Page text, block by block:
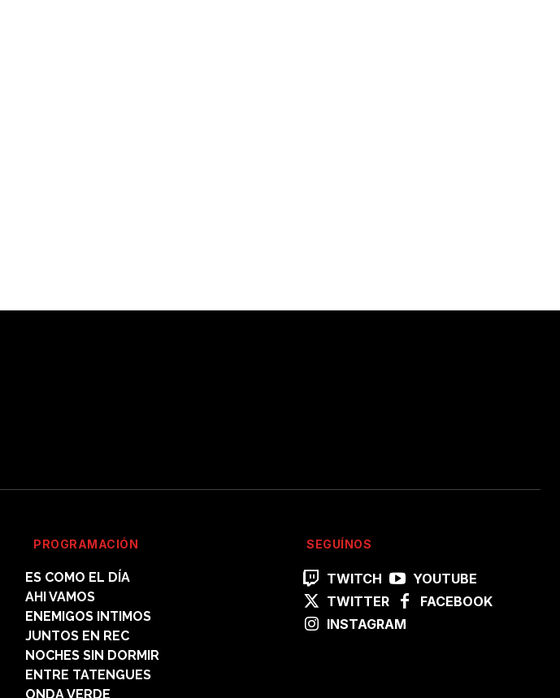
PROGRAMACIÓN
ES COMO EL DÍA
AHI VAMOS
ENEMIGOS INTIMOS
JUNTOS EN REC
NOCHES SIN DORMIR
ENTRE TATENGUES
ONDA VERDE
SEGUÍNOS
TWITCH
YOUTUBE
TWITTER
FACEBOOK
INSTAGRAM